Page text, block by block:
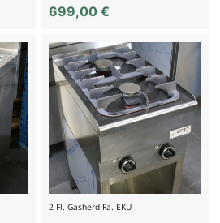
699,00€
2 Fl. Gasherd Fa. EKU